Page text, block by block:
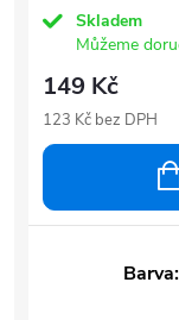
Skladem
Můžeme
149 Kč
123 Kč bez DPH